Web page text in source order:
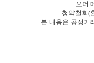
오더
청약철회(
본 내용은 공정거